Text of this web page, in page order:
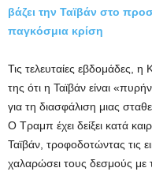
βάζει την Ταϊβάν στο
παγκόσμια κρίση
Τις τελευταίες εβδομάδες,
της ότι η Ταϊβάν είναι
για τη διασφάλιση μιας
Ο Τραμπ έχει δείξει κατά
Ταϊβάν, τροφοδοτώντας τις
χαλαρώσει τους δεσμούς με